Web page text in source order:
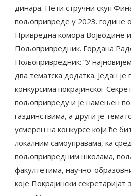
динара. Пети стручни скуп
пољопривреде у 2023. године
Привредна комора Војводине
Пољопривредник. Гордана
Пољопривредник: “У
два тематска додатка. Један је
конкурсима покрајинског
пољопривреду и је намењен
газдинствима, а други је
усмерен на конкурсе који ће
локалним самоуправама, ка
пољопривредним школама,
факултетима, научно-
које Покрајински